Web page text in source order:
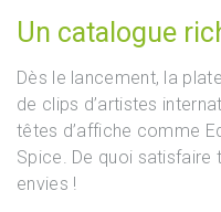
Un catalogue
Dès le lancement, la
de clips d’artistes
têtes d’affiche comme
Spice. De quoi
envies !